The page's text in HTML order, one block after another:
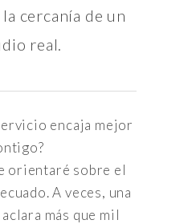
cercanía de un
real.
encaja mejor
orientaré sobre el
A veces, una
más que mil